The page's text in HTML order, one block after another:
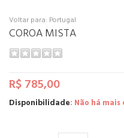
Voltar para: Portugal
COROA MISTA
R$ 785,00
Disponibilidade: Não há